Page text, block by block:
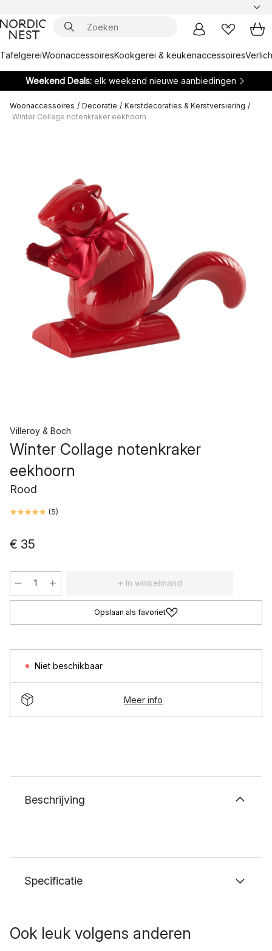
TafelgereiWoonaccessoiresKookgerei & keukenaccessoires
Weekend Deals: elk weekend nieuwe aanbiedingen
Woonaccessoires / Decoratie / Kerstdecoraties & Kerstversiering /
Winter Collage notenkraker eekhoorn
Villeroy & Boch
Winter Collage notenkraker
eekhoorn
Rood
(5)
€ 35
+ In winkelmand
Opslaan als favoriet
Niet beschikbaar
Meer info
Beschrijving
Specificatie
Ook leuk volgens anderen